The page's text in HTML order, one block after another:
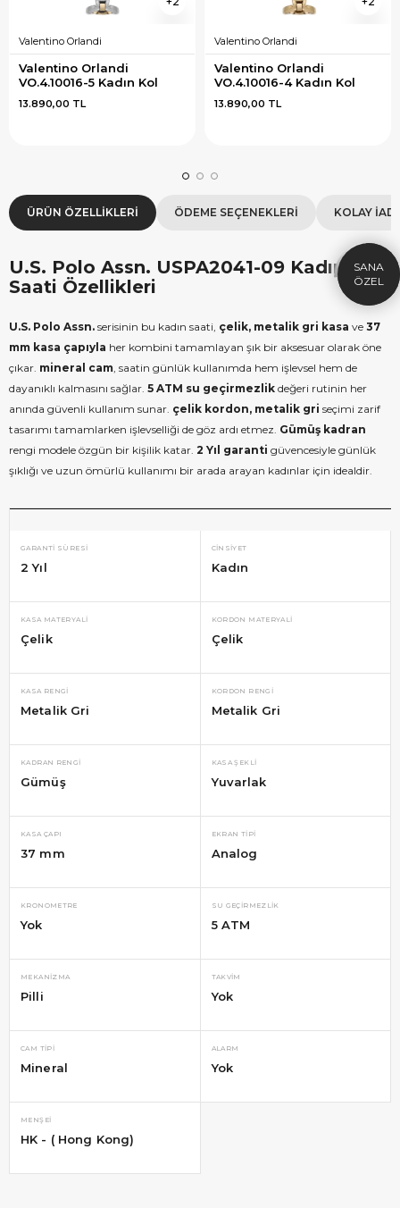
Valentino Orlandi
Valentino Orlandi
VO.4.10016-5 Kadın Kol
Saati
13.890,00 TL
Valentino Orlandi
Valentino Orlandi
VO.4.10016-4 Kadın Kol
Saati
13.890,00 TL
ÜRÜN ÖZELLIKLERI ÖDEME SEÇENEKLERI KOLAY
U.S. Polo Assn. USPA2041-09 Kadın Kol
Saati Özellikleri
U.S. Polo Assn. serisinin bu kadın saati, çelik, metalik gri kasa ve 37
mm kasa çapıyla her kombini tamamlayan şık bir aksesuar olarak öne
çıkar. mineral cam, saatin günlük kullanımda hem işlevsel hem de
dayanıklı kalmasını sağlar. 5 ATM su geçirmezlik değeri rutinin her
anında güvenli kullanım sunar. çelik kordon, metalik gri seçimi zarif
tasarımı tamamlarken işlevselliği de göz ardı etmez. Gümüş kadran
rengi modele özgün bir kişilik katar. 2 Yıl garanti güvencesiyle günlük
şıklığı ve uzun ömürlü kullanımı bir arada arayan kadınlar için idealdir.
GARANTI SÜRESI
2 Yıl
CINSIYET
Kadın
KASA MATERYALI
Çelik
KORDON MATERYALI
Çelik
KASA RENGI
Metalik Gri
KORDON RENGI
Metalik Gri
KADRAN RENGI
Gümüş
KASA ŞEKLI
Yuvarlak
KASA ÇAPI
37 mm
EKRAN TIPI
Analog
KRONOMETRE
Yok
SU GEÇIRMEZLIK
5 ATM
MEKANIZMA
Pilli
TAKVIM
Yok
CAM TIPI
Mineral
ALARM
Yok
MENŞEI
HK - ( Hong Kong)
HEDIYE
ÇEKI
9.999 TL üzeri alışverişe özel
1.000 TL Hediye Çeki
HEDIYE1000